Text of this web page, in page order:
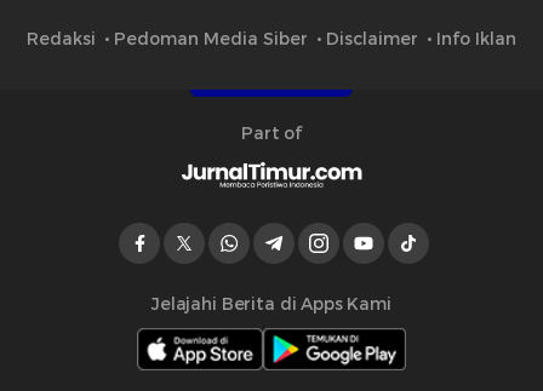
Redaksi Pedoman Media Siber Disclaimer Info Iklan
Part of
Jelajahi Berita di Apps Kami